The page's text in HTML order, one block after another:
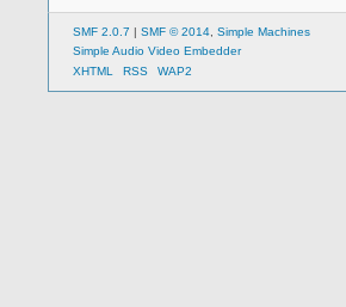
SMF 2.0.7 | SMF © 2014 Simple Machines
Simple Audio Video Embedder
XHTML
RSS WAP2